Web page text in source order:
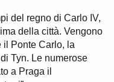
del regno di Carlo IV,
della città. Vengono
il Ponte Carlo, la
Tyn. Le numerose
a Praga il